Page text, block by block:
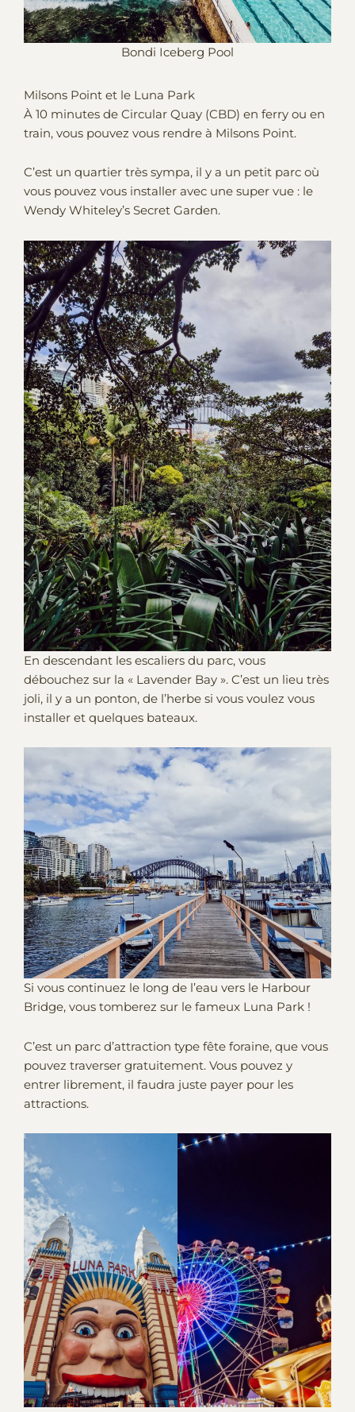
Bondi Iceberg Pool
Milsons Point et le Luna Park
À 10 minutes de Circular Quay (CBD) en ferry ou en
train, vous pouvez vous rendre à Milsons Point.
C’est un quartier très sympa, il y a un petit parc où
vous pouvez vous installer avec une super vue : le
Wendy Whiteley’s Secret Garden.
En descendant les escaliers du parc, vous
débouchez sur la « Lavender Bay ». C’est un lieu très
joli, il y a un ponton, de l’herbe si vous voulez vous
installer et quelques bateaux.
Si vous continuez le long de l’eau vers le Harbour
Bridge, vous tomberez sur le fameux Luna Park !
C’est un parc d’attraction type fête foraine, que vous
pouvez traverser gratuitement. Vous pouvez y
entrer librement, il faudra juste payer pour les
attractions.